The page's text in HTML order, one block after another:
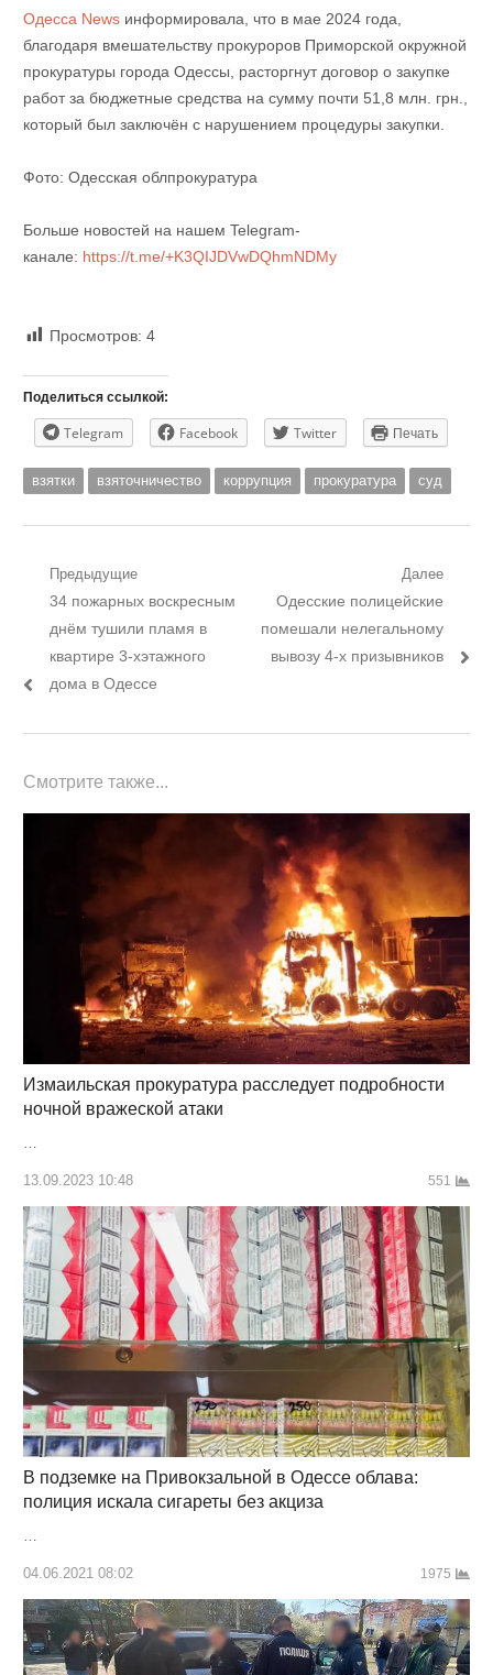
Одесса Newsинформировала, что в мае 2024 года,
благодаря вмешательству прокуроров Приморской окружной
прокуратуры города Одессы, расторгнут договор о закупке
работ за бюджетные средства на сумму почти 51,8 млн. грн.,
который был заключён с нарушением процедуры закупки.
Фото: Одесская облпрокуратура
Больше новостей на нашем Telegram-
канале: https://t.me/+K3QIJDVwDQhmNDMy
Просмотров: 4
Поделиться ссылкой:
Telegram Facebook Twitter Печать
взятки взяточничество коррупция прокуратура суд
Навигация
записям
Предыдущие
Предыдущий
пост:
34 пожарных воскресным
днём тушили пламя в
квартире 3-хэтажного
дома в Одессе
Далее
Следующий
пост:
Одесские полицейские
помешали нелегальному
вывозу 4-х призывников
Смотрите также...
Измаильская прокуратура расследует подробности
ночной вражеской атаки
13.09.2023 10:48 551
В подземке на Привокзальной в Одессе облава:
полиция искала сигареты без акциза
…
04.06.2021 08:02 1975